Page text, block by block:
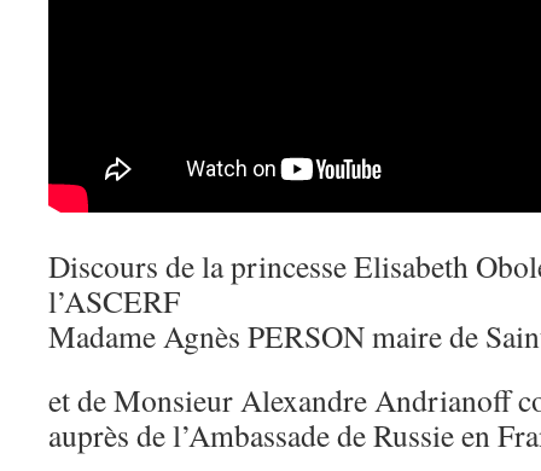
Discours de la princesse Elisabeth
l’ASCERF
Madame Agnès PERSON maire de
et de Monsieur Alexandre Andrianoff
auprès de l’Ambassade de Russie en